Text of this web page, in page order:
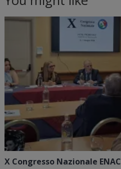
X Congresso Nazionale ENAC